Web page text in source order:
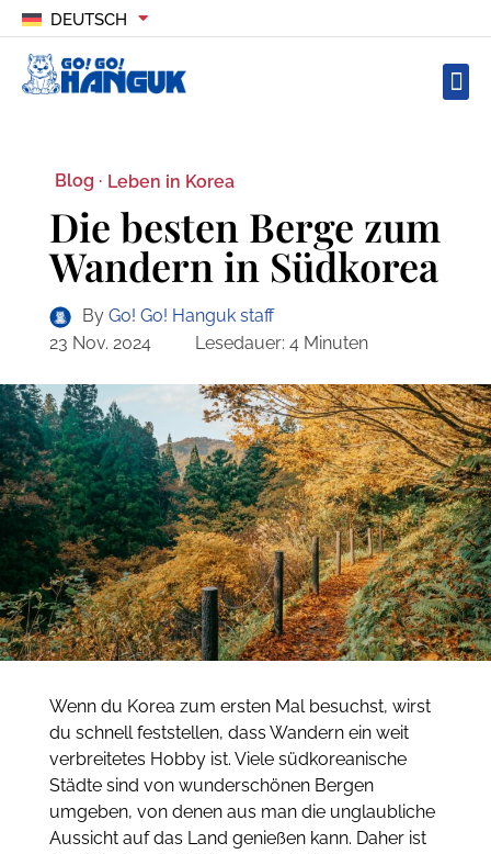
DEUTSCH
Blog · Leben in Korea
Die besten Berge zum
Wandern in Südkorea
By Go! Go! Hanguk staff
23 Nov. 2024
Lesedauer: 4 Minuten
Wenn du Korea zum ersten Mal besuchst, wirst
du schnell feststellen, dass Wandern ein weit
verbreitetes Hobby ist. Viele südkoreanische
Städte sind von wunderschönen Bergen
umgeben, von denen aus man die unglaubliche
Aussicht auf das Land genießen kann. Daher ist